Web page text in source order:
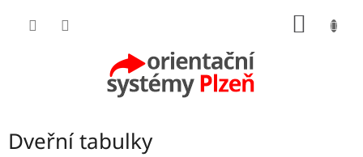
Dveřní tabulky